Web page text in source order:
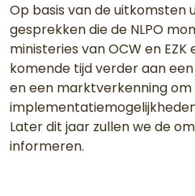
Op basis van de uitkomsten
gesprekken die de NLPO
ministeries van OCW en EZK
komende tijd verder aan
en een marktverkenning
Later dit jaar zullen we de
informeren.